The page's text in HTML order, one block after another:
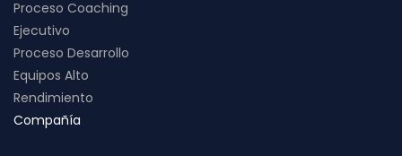
Proceso Coaching
Ejecutivo
Proceso Desarrollo
Equipos Alto
Rendimiento
Compañía